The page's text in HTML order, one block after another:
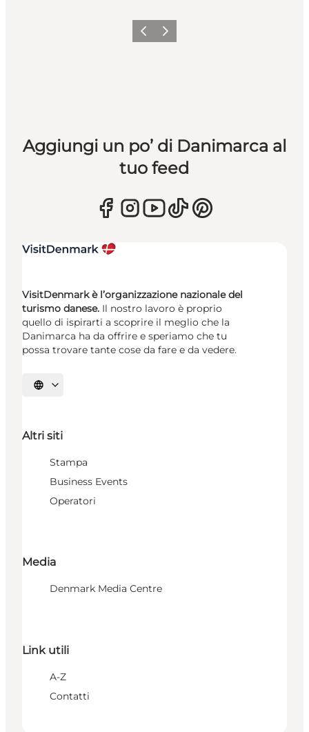
Precedente
Avanti
Aggiungi un po’ di Danimarca al
tuo feed
VisitDenmark è l’organizzazione nazionale del
turismo danese. Il nostro lavoro è proprio
quello di ispirarti a scoprire il meglio che la
Danimarca ha da offrire e speriamo che tu
possa trovare tante cose da fare e da vedere.
Seleziona la lingua
Altri siti
Stampa
Business Events
Operatori
Media
Denmark Media Centre
Link utili
A-Z
Contatti